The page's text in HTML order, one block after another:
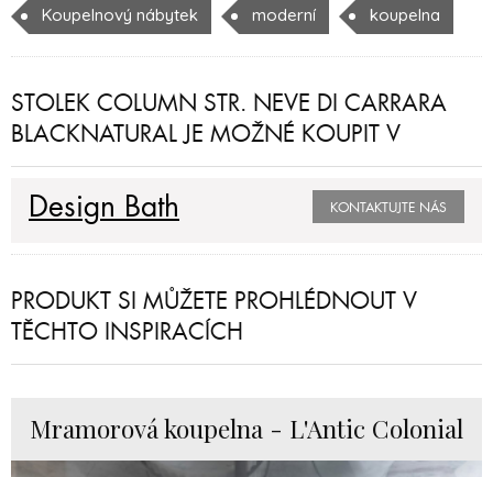
Koupelnový nábytek moderní koupelna
STOLEK COLUMN STR. NEVE DI CARRARA
BLACKNATURAL JE MOŽNÉ KOUPIT V
Design Bath KONTAKTUJTE NÁS
PRODUKT SI MŮŽETE PROHLÉDNOUT V
TĚCHTO INSPIRACÍCH
Mramorová koupelna - L'Antic Colonial